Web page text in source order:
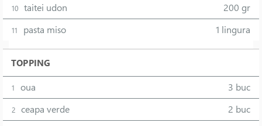
10 taitei udon 200 gr
11 pasta miso 1 lingura
TOPPING
1 oua 3 buc
2 ceapa verde 2 buc